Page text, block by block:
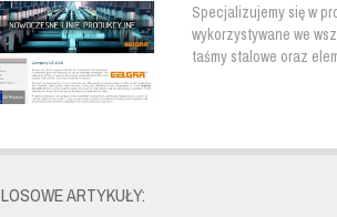
Specjalizujemy się w
wykorzystywane we
taśmy stalowe oraz
LOSOWE ARTYKUŁY: